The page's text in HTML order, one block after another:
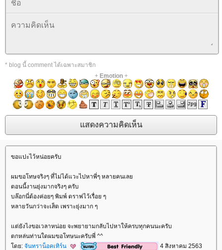
* blog นี้ comment ได้เฉพาะสมาชิก
+ Emotion+
ขอแปะไว้หน่อยครับ
ผมขอโทษจริงๆ ที่ไม่ได้แวะไปหาพี่ๆ หลายคนเล
ตอนนี้งานยุ่งมากจริงๆ ครับ
บล๊อกนี่ต้องค่อยๆ พิมพ์ ดราฟไว้เรื่อย ๆ
หลายวันกว่าจะเส็ด เพราะยุ่งมาก ๆ
ต่ยังไงขอเวลาหน่อย จะพยายามกลับไปหาให้ครบทุกคนนะครับ
ตกหล่นท่านใดผมขอโทษนะครับพี่ ^^
ดย: จันทราน็อคเทิร์น
4 สิงหาคม 2563